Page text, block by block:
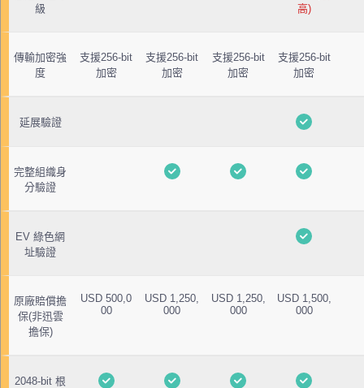
級
高)
傳輸加密強
度
支援256-bit
加密
支援256-bit
加密
支援256-bit
加密
支援256-bit
加密
延展驗證
完整組織身
分驗證
EV 綠色網
址驗證
原廠賠償擔
保(非迅雲
擔保)
USD 500,0
00
USD 1,250,
000
USD 1,250,
000
USD 1,500,
000
2048-bit 根